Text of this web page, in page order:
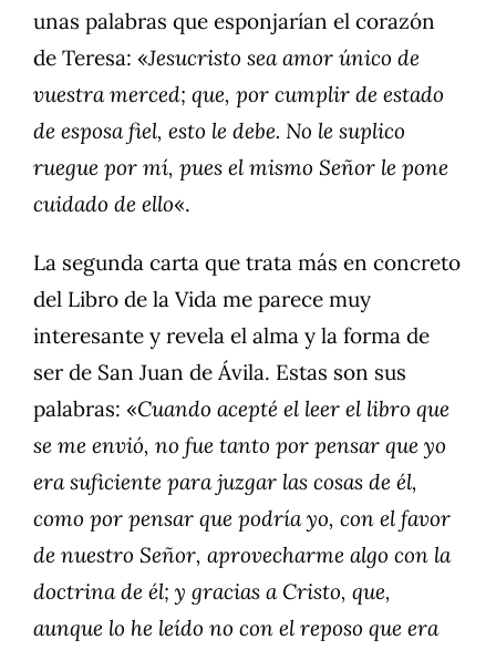
unas palabras que esponjarían el corazón
de Teresa: «Jesucristo sea amor único de
vuestra merced; que, por cumplir de estado
de esposa fiel, esto le debe. No le suplico
ruegue por mí, pues el mismo Señor le pone
cuidado de ello«.
La segunda carta que trata más en concreto
del Libro de la Vida me parece muy
interesante y revela el alma y la forma de
ser de San Juan de Ávila. Estas son sus
palabras: «Cuando acepté el leer el libro que
se me envió, no fue tanto por pensar que yo
era suficiente para juzgar las cosas de él,
como por pensar que podría yo, con el favor
de nuestro Señor, aprovecharme algo con la
doctrina de él; y gracias a Cristo, que,
aunque lo he leído no con el reposo que era